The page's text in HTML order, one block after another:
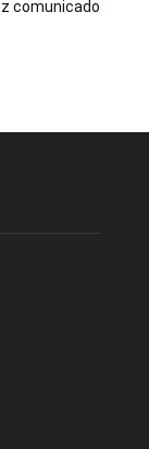
comunicado